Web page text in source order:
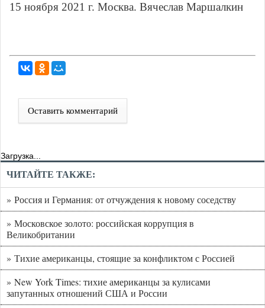
15 ноября 2021 г. Москва. Вячеслав Маршалкин
Оставить комментарий
Загрузка...
ЧИТАЙТЕ ТАКЖЕ:
» Россия и Германия: от отчуждения к новому соседству
» Московское золото: российская коррупция в
Великобритании
» Тихие американцы, стоящие за конфликтом с Россией
» New York Times: тихие американцы за кулисами
запутанных отношений США и России